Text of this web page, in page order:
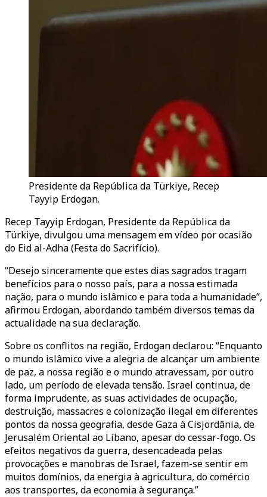
Presidente da República da Türkiye, Recep
Tayyip Erdogan.
Recep Tayyip Erdogan, Presidente da República da
Türkiye, divulgou uma mensagem em vídeo por ocasião
do Eid al-Adha (Festa do Sacrifício).
“Desejo sinceramente que estes dias sagrados tragam
benefícios para o nosso país, para a nossa estimada
nação, para o mundo islâmico e para toda a humanidade”,
afirmou Erdogan, abordando também diversos temas da
actualidade na sua declaração.
Sobre os conflitos na região, Erdogan declarou: “Enquanto
o mundo islâmico vive a alegria de alcançar um ambiente
de paz, a nossa região e o mundo atravessam, por outro
lado, um período de elevada tensão. Israel continua, de
forma imprudente, as suas actividades de ocupação,
destruição, massacres e colonização ilegal em diferentes
pontos da nossa geografia, desde Gaza à Cisjordânia, de
Jerusalém Oriental ao Líbano, apesar do cessar-fogo. Os
efeitos negativos da guerra, desencadeada pelas
provocações e manobras de Israel, fazem-se sentir em
muitos domínios, da energia à agricultura, do comércio
aos transportes, da economia à segurança.”